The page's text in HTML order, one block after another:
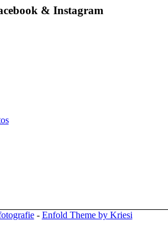
& Instagram
- Enfold Theme by Kriesi